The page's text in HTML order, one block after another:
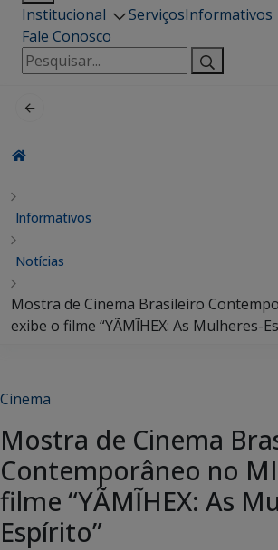
Institucional ServiçosInformativos
Fale Conosco
Pesquisar
por:
Informativos
Notícias
Mostra de Cinema Brasileiro
exibe o filme “YÃMĨHEX: As Mulheres-
Cinema
Mostra de Cinema
Contemporâneo no
filme “YÃMĨHEX: As
Espírito”